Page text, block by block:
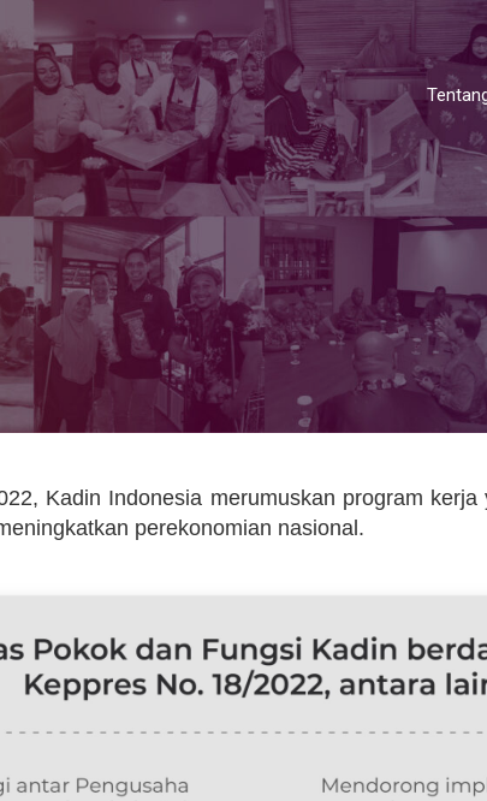
Kadin Indonesia merumuskan program
perekonomian nasional.